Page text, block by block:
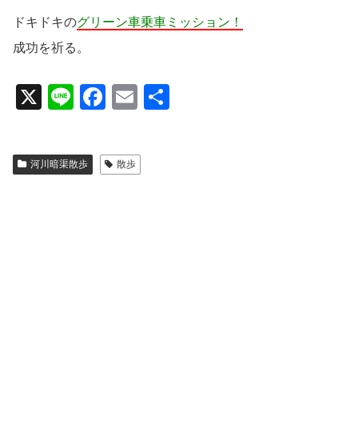
ドキドキのグリーン車乗車ミッション！
成功を祈る。
X
Li
e
F
c
e
E
ail
河川暗渠散歩 散歩